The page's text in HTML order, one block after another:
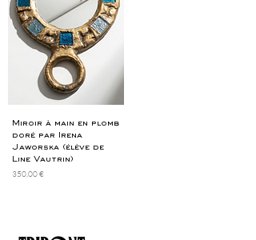
Miroir à main en plomb
doré par Irena
Jaworska (élève de
Line Vautrin)
Prix
350,00 €